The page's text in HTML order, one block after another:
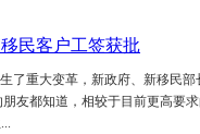
民客户工签获批
了重大变革，新政府、新移民
友都知道，相较于目前更高要